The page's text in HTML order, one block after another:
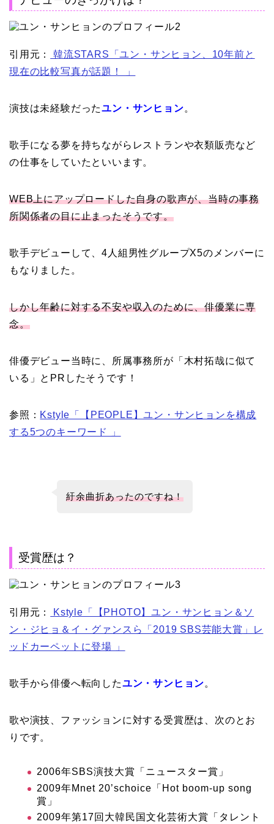
引用元：
韓流STARS「ユン・サンヒョン、10年前と
現在の比較写真が話題！ 」
演技は未経験だったユン・サンヒョン。
歌手になる夢を持ちながらレストランや衣類販売など
の仕事をしていたといいます。
WEB上にアップロードした自身の歌声が、当時の事務
所関係者の目に止まったそうです。
歌手デビューして、4人組男性グループX5のメンバーに
もなりました。
しかし年齢に対する不安や収入のために、俳優業に専
念。
俳優デビュー当時に、所属事務所が「木村拓哉に似て
いる」とPRしたそうです！
参照： Kstyle「【PEOPLE】ユン・サンヒョンを構成
する5つのキーワード 」
紆余曲折あったのですね！
受賞歴は？
引用元：
Kstyle「【PHOTO】ユン・サンヒョン＆ソ
ン・ジヒョ＆イ・グァンスら「2019 SBS芸能大賞」レ
ッドカーペットに登場 」
歌手から俳優へ転向したユン・サンヒョン。
歌や演技、ファッションに対する受賞歴は、次のとお
りです。
2006年SBS演技大賞「ニュースター賞」
2009年Mnet 20’schoice「Hot boom-up song
賞」
2009年第17回大韓民国文化芸術大賞「タレント